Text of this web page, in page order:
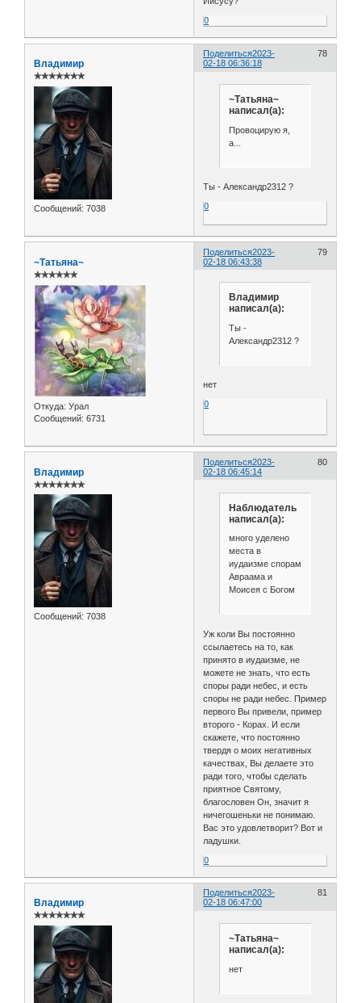
0
Поделиться 78
2023-
02-18 06:36:18
Владимир
✯✯✯✯✯✯✯
Сообщений: 7038
~Татьяна~
написал(а):
Провоцирую я,
а...
Ты - Александр2312 ?
0
Поделиться 79
2023-
02-18 06:43:38
~Татьяна~
✯✯✯✯✯✯
Откуда: Урал
Сообщений: 6731
Владимир
написал(а):
Ты -
Александр2312 ?
нет
0
Поделиться 80
2023-
02-18 06:45:14
Владимир
✯✯✯✯✯✯✯
Сообщений: 7038
Наблюдатель
написал(а):
много уделено
места в
иудаизме спорам
Авраама и
Моисея с Богом
Уж коли Вы постоянно
ссылаетесь на то, как
принято в иудаизме, не
можете не знать, что есть
споры ради небес, и есть
споры не ради небес. Пример
первого Вы привели, пример
второго - Корах. И если
скажете, что постоянно
твердя о моих негативных
качествах, Вы делаете это
ради того, чтобы сделать
приятное Святому,
благословен Он, значит я
ничегошеньки не понимаю.
Вас это удовлетворит? Вот и
ладушки.
0
Поделиться 81
2023-
02-18 06:47:00
Владимир
✯✯✯✯✯✯✯
~Татьяна~
написал(а):
нет